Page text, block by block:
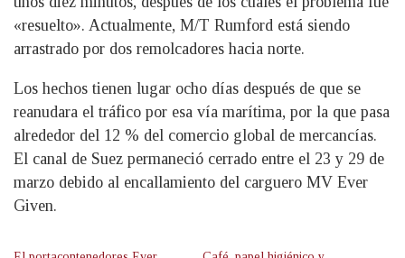
«resuelto». Actualmente, M/T Rumford está siendo
arrastrado por dos remolcadores hacia norte.
Los hechos tienen lugar ocho días después de que se
reanudara el tráfico por esa vía marítima, por la que pasa
alrededor del 12 % del comercio global de mercancías.
El canal de Suez permaneció cerrado entre el 23 y 29 de
marzo debido al encallamiento del carguero MV Ever
Given.